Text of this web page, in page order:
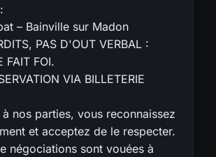
– Bainville sur Madon
PAS D'OUT VERBAL :
FAIT FOI.
VIA BILLETERIE
nos parties, vous reconnaissez
et acceptez de le respecter.
négociations sont vouées à